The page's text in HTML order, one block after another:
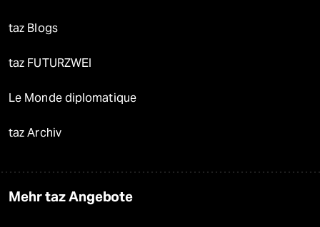
taz Blogs
taz FUTURZWEI
Le Monde diplomatique
taz Archiv
Mehr taz Angebote